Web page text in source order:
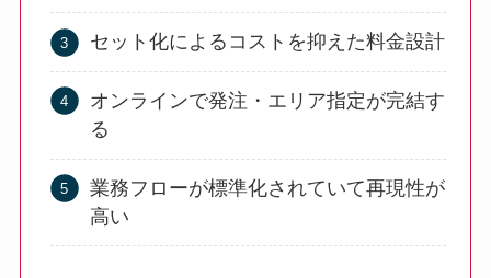
セット化によるコストを抑えた料金設計
オンラインで発注・エリア指定が完結す
る
業務フローが標準化されていて再現性が
高い